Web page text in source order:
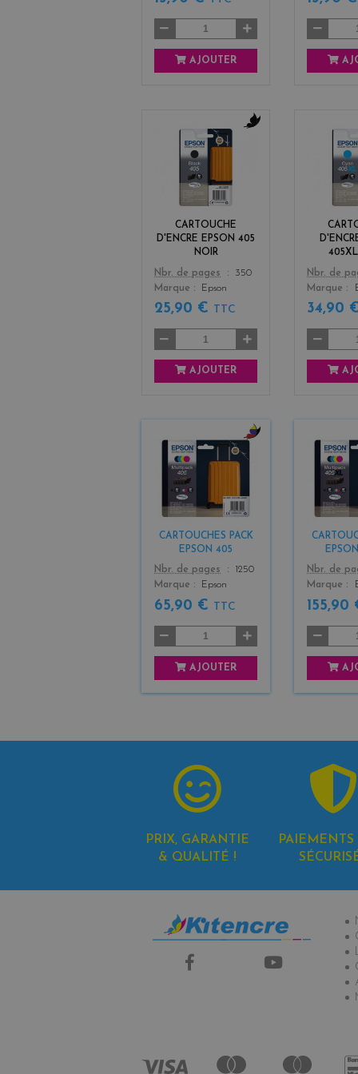
AJOUTER
CARTOUCHE
D'ENCRE EPSON 405
NOIR
Color
Nbr. de pages
350
Marque
Epson
25,90 € TTC
AJOUTER
Color
Nbr. de
Marque
34,90
CARTOUCHES PACK
EPSON 405
Color
c
k
3
Nbr. de pages
1250
Marque
Epson
65,90 € TTC
AJOUTER
Color
Nbr. de
Marque
155,90
PRIX, GARANTIE
& QUALITÉ !
PAIEMENTS